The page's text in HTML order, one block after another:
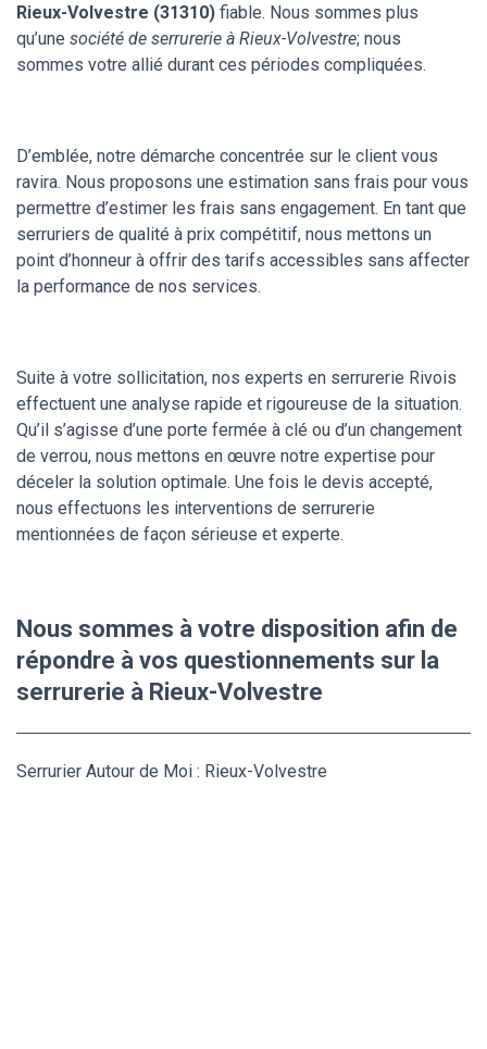
Rieux-Volvestre (31310) fiable. Nous sommes plus
qu’une société de serrurerie à Rieux-Volvestre; nous
sommes votre allié durant ces périodes compliquées.
D’emblée, notre démarche concentrée sur le client vous
ravira. Nous proposons une estimation sans frais pour vous
permettre d’estimer les frais sans engagement. En tant que
serruriers de qualité à prix compétitif, nous mettons un
point d’honneur à offrir des tarifs accessibles sans affecter
la performance de nos services.
Suite à votre sollicitation, nos experts en serrurerie Rivois
effectuent une analyse rapide et rigoureuse de la situation.
Qu’il s’agisse d’une porte fermée à clé ou d’un changement
de verrou, nous mettons en œuvre notre expertise pour
déceler la solution optimale. Une fois le devis accepté,
nous effectuons les interventions de serrurerie
mentionnées de façon sérieuse et experte.
Nous sommes à votre disposition afin de
répondre à vos questionnements sur la
serrurerie à Rieux-Volvestre
Serrurier Autour de Moi : Rieux-Volvestre